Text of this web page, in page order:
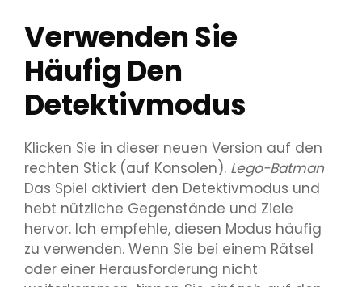
Verwenden Sie
Häufig Den
Detektivmodus
Klicken Sie in dieser neuen Version auf den
rechten Stick (auf Konsolen). Lego-Batman
Das Spiel aktiviert den Detektivmodus und
hebt nützliche Gegenstände und Ziele
hervor. Ich empfehle, diesen Modus häufig
zu verwenden. Wenn Sie bei einem Rätsel
oder einer Herausforderung nicht